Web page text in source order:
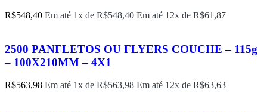
R$548,40 Em até 1x de R$548,40 Em até 12x de R$61,87
2500 PANFLETOS OU FLYERS COUCHE – 115g
– 100X210MM – 4X1
R$563,98 Em até 1x de R$563,98 Em até 12x de R$63,63